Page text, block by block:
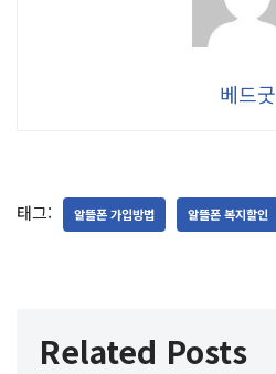
베드굿
태그: 알뜰폰 가입방법 알뜰폰 복지할인
Related Posts